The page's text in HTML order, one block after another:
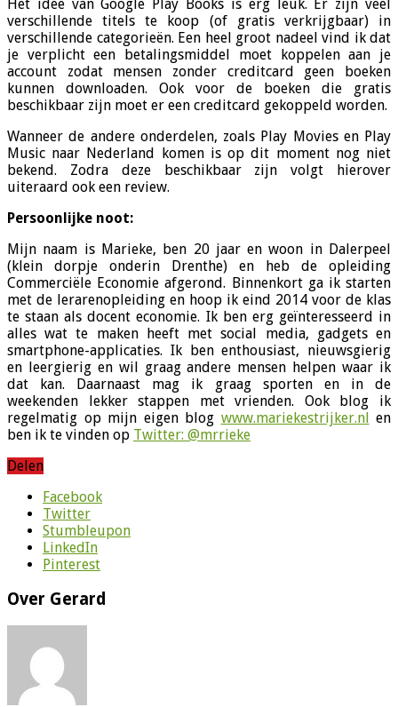
Het idee van Google Play Books is erg leuk. Er zijn veel
verschillende titels te koop (of gratis verkrijgbaar) in
verschillende categorieën. Een heel groot nadeel vind ik dat
je verplicht een betalingsmiddel moet koppelen aan je
account zodat mensen zonder creditcard geen boeken
kunnen downloaden. Ook voor de boeken die gratis
beschikbaar zijn moet er een creditcard gekoppeld worden.
Wanneer de andere onderdelen, zoals Play Movies en Play
Music naar Nederland komen is op dit moment nog niet
bekend. Zodra deze beschikbaar zijn volgt hierover
uiteraard ook een review.
Persoonlijke noot:
Mijn naam is Marieke, ben 20 jaar en woon in Dalerpeel
(klein dorpje onderin Drenthe) en heb de opleiding
Commerciële Economie afgerond. Binnenkort ga ik starten
met de lerarenopleiding en hoop ik eind 2014 voor de klas
te staan als docent economie. Ik ben erg geïnteresseerd in
alles wat te maken heeft met social media, gadgets en
smartphone-applicaties. Ik ben enthousiast, nieuwsgierig
en leergierig en wil graag andere mensen helpen waar ik
dat kan. Daarnaast mag ik graag sporten en in de
weekenden lekker stappen met vrienden. Ook blog ik
regelmatig op mijn eigen blog www.mariekestrijker.nl
en
ben ik te vinden op Twitter: @mrrieke
Delen
Facebook
Twitter
Stumbleupon
LinkedIn
Pinterest
Over Gerard